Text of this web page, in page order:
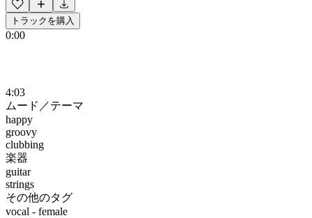
トラックを購入
0:00
4:03
ムード／テーマ
happy
groovy
clubbing
楽器
guitar
strings
その他のタグ
vocal - female